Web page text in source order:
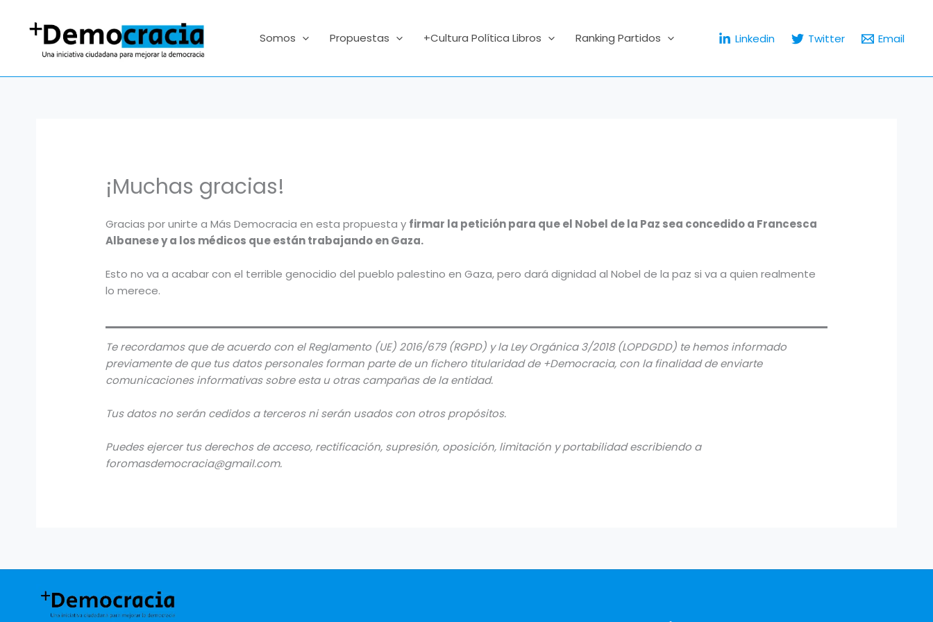
contenido
Somos Propuestas +Cultura Política Libros Ranking Partidos Linkedin Twitter Email
¡Muchas gracias!
Gracias por unirte a Más Democracia en esta propuesta y firmar la petición para que el Nobel de la Paz sea concedido a Francesca
Albanese y a los médicos que están trabajando en Gaza.
Esto no va a acabar con el terrible genocidio del pueblo palestino en Gaza, pero dará dignidad al Nobel de la paz si va a quien realmente
lo merece.
Te recordamos que de acuerdo con el Reglamento (UE) 2016/679 (RGPD) y la Ley Orgánica 3/2018 (LOPDGDD) te hemos informado
previamente de que tus datos personales forman parte de un fichero titularidad de +Democracia, con la finalidad de enviarte
comunicaciones informativas sobre esta u otras campañas de la entidad.
Tus datos no serán cedidos a terceros ni serán usados con otros propósitos.
Puedes ejercer tus derechos de acceso, rectificación, supresión, oposición, limitación y portabilidad escribiendo a
foromasdemocracia@gmail.com.